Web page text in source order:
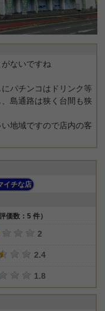
ないですね
パチンコはドリンク等
島通路は狭く台間も狭
地域ですので店内の客
イチな店
評価数：5 件）
2
2.4
1.8